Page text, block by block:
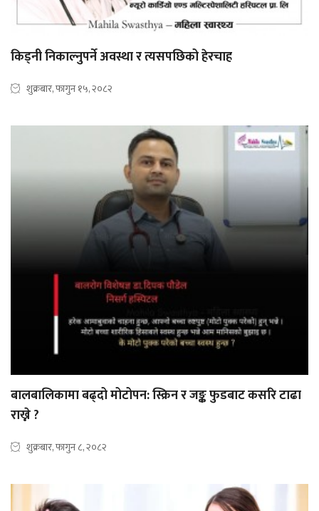
किड्नी निकाल्नुपर्ने अवस्था र त्यसपछिको हेरचाह
शुक्रबार, फागुन १५, २०८२
बालबालिकामा बढ्दो मोटोपन: स्क्रिन र जङ्क फुडबाट कसरि टाढा
राख्ने ?
शुक्रबार, फागुन ८, २०८२